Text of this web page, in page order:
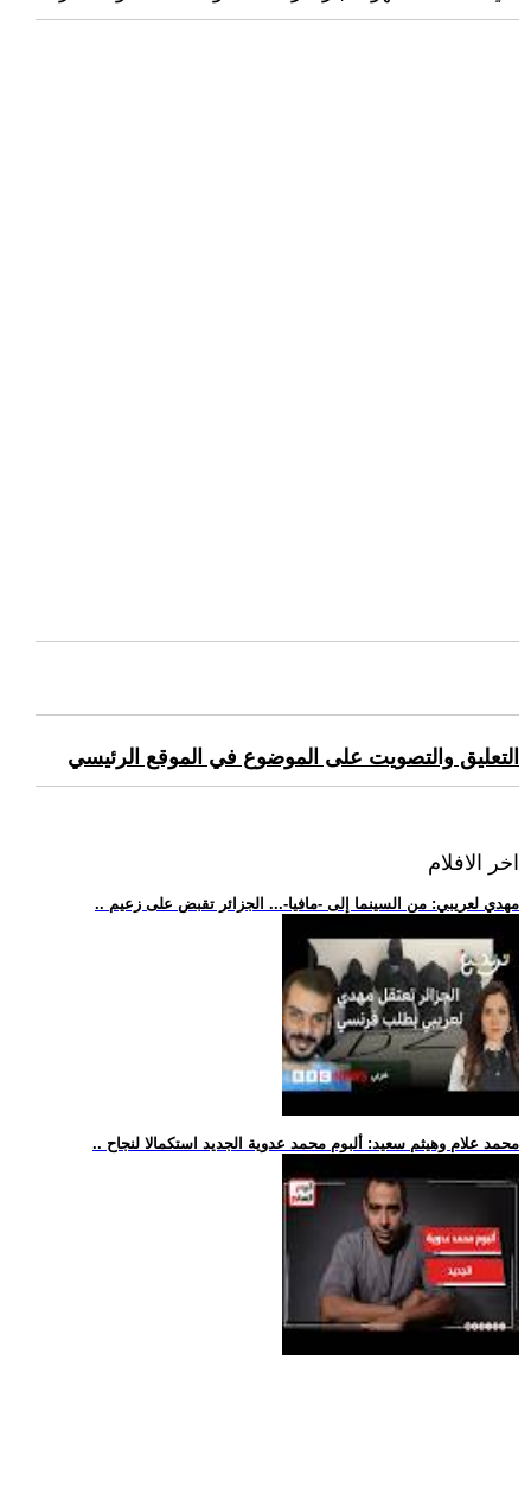
التعليق والتصويت على الموضوع في الموقع الرئيسي
اخر الافلام
.. مهدي لعريبي: من السينما إلى -مافيا-... الجزائر تقبض على زعيم
.. محمد علام وهيثم سعيد: ألبوم محمد عدوية الجديد استكمالا لنجاح